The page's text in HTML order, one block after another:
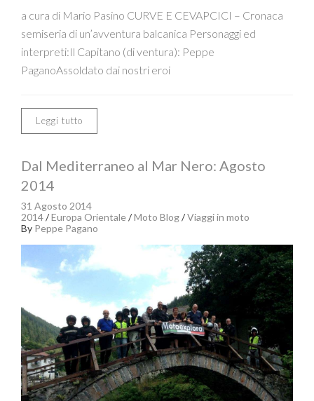
a cura di Mario Pasino CURVE E CEVAPCICI – Cronaca
semiseria di un’avventura balcanica Personaggi ed
interpreti:Il Capitano (di ventura): Peppe
PaganoAssoldato dai nostri eroi
Leggi tutto
Dal Mediterraneo al Mar Nero: Agosto
2014
31 Agosto 2014
2014/Europa Orientale/Moto Blog/Viaggi in moto
By Peppe Pagano